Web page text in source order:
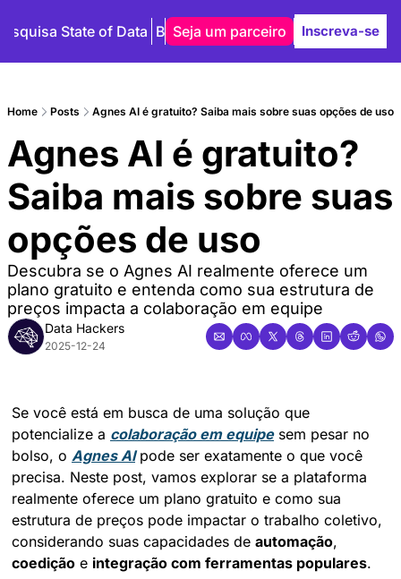
State of Data Blog Autores
Seja um parceiro Inscreva-se
Home Posts Agnes AI é gratuito? Saiba mais sobre suas opções de uso
Agnes AI é gratuito?
Saiba mais sobre suas
opções de uso
Descubra se o Agnes AI realmente oferece um
plano gratuito e entenda como sua estrutura de
preços impacta a colaboração em equipe
Data Hackers
2025-12-24
Se você está em busca de uma solução que
potencialize a colaboração em equipe sem pesar no
bolso, o Agnes AI pode ser exatamente o que você
precisa. Neste post, vamos explorar se a plataforma
realmente oferece um plano gratuito e como sua
estrutura de preços pode impactar o trabalho coletivo,
considerando suas capacidades de automação
coedição e integração com ferramentas populares.